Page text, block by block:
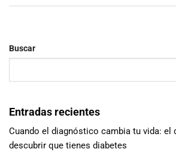
Buscar
Entradas recientes
Cuando el diagnóstico cambia tu vida: el
descubrir que tienes diabetes